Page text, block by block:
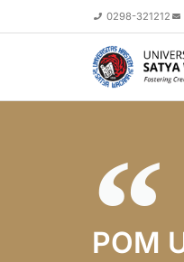
0298-321212
POM